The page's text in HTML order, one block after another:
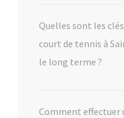
Quelles sont les
court de tennis à
le long terme ?
Comment effectuer